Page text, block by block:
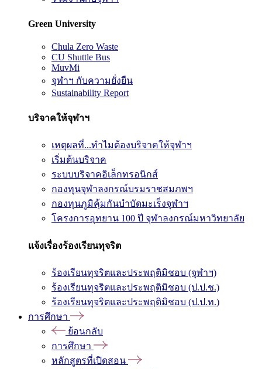
Green University
Chula Zero Waste
CU Shuttle Bus
MuvMi
จุฬาฯ กับความยั่งยืน
Sustainability Report
บริจาคให้จุฬาฯ
เหตุผลที่...ทำไมต้องบริจาคให้จุฬาฯ
เริ่มต้นบริจาค
ระบบบริจาคอิเล็กทรอนิกส์
กองทุนจุฬาลงกรณ์บรมราชสมภพฯ
กองทุนภูมิคุ้มกันบำบัดมะเร็งจุฬาฯ
โครงการอุทยาน 100 ปี จุฬาลงกรณ์มหาวิทยาลัย
แจ้งเรื่องร้องเรียนทุจริต
ร้องเรียนทุจริตและประพฤติมิชอบ (จุฬาฯ)
ร้องเรียนทุจริตและประพฤติมิชอบ (ป.ป.ช.)
ร้องเรียนทุจริตและประพฤติมิชอบ (ป.ป.ท.)
การศึกษา
ย้อนกลับ
การศึกษา
หลักสูตรที่เปิดสอน